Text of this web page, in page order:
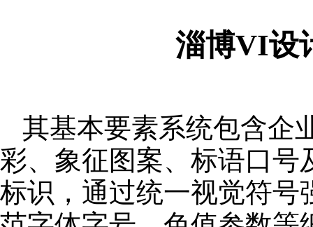
淄博VI设
其基本要素系统包含企
彩、象征图案、标语口号
标识，通过统一视觉符号